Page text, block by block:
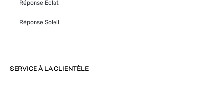
Réponse Éclat
Réponse Soleil
SERVICE À LA CLIENTÈLE